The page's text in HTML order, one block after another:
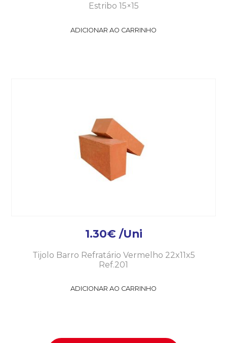
Estribo 15×15
ADICIONAR AO CARRINHO
1.30€ /Uni
Tijolo Barro Refratário Vermelho 22x11x5
Ref.201
ADICIONAR AO CARRINHO